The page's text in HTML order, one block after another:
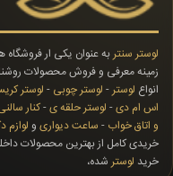
لوستر سنتر به عنوان یکی ار
زمینه معرفی و فروش محصولات
انواع لوستر - لوستر چوبی - لوستر
اس ام دی- لوستر حلقه ی-کنار
و اتاق خواب - ساعت دیواری و لوازم
خریدی کامل از بهترین محصولات
خرید لوستر شده،